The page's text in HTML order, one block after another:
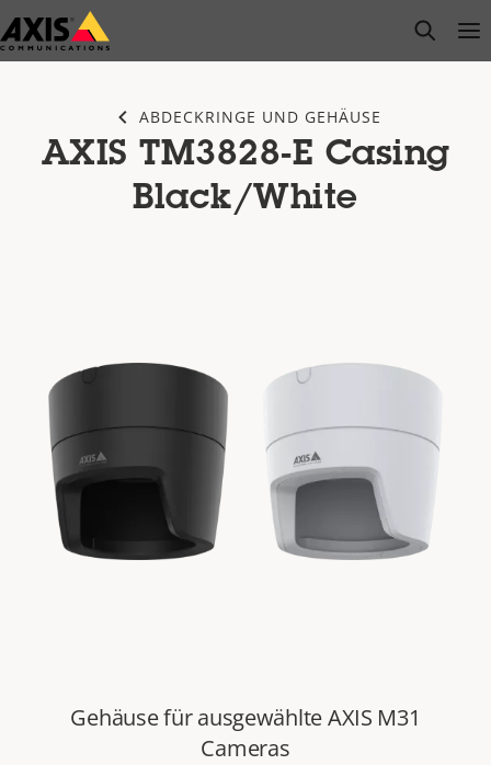
Zum
Hauptinhalt
open
ABDECKRINGE UND GEHÄUSE
AXIS TM3828-E Casing
Black/White
Gehäuse für ausgewählte AXIS M31
Cameras